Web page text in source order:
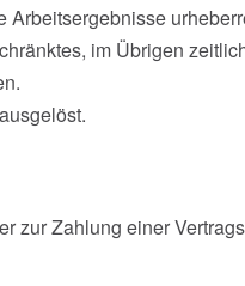
im Übrigen
zur Zahlung einer